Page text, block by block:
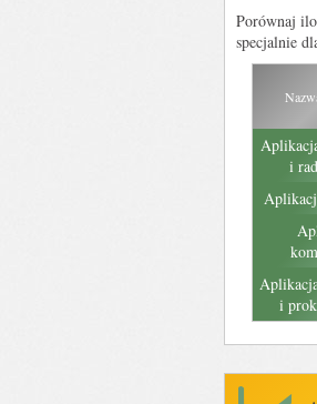
Porównaj
specjalnie
i
i